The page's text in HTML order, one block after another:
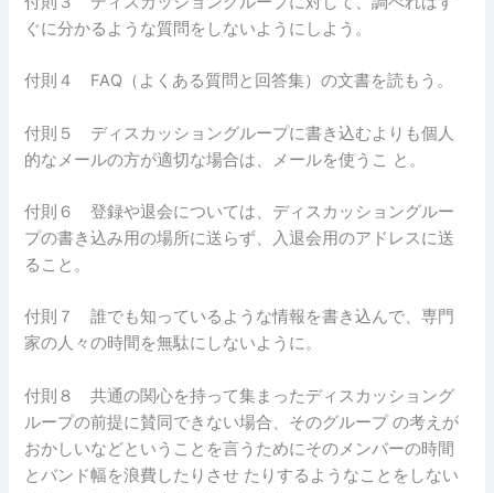
ぐに分かるような質問をしないようにしよう。
付則４ FAQ（よくある質問と回答集）の文書を読もう。
付則５ ディスカッショングループに書き込むよりも個人
的なメールの方が適切な場合は、メールを使うこ と。
付則６ 登録や退会については、ディスカッショングルー
プの書き込み用の場所に送らず、入退会用のアドレスに送
ること。
付則７ 誰でも知っているような情報を書き込んで、専門
家の人々の時間を無駄にしないように。
付則８ 共通の関心を持って集まったディスカッショング
ループの前提に賛同できない場合、そのグループ の考えが
おかしいなどということを言うためにそのメンバーの時間
とバンド幅を浪費したりさせ たりするようなことをしない